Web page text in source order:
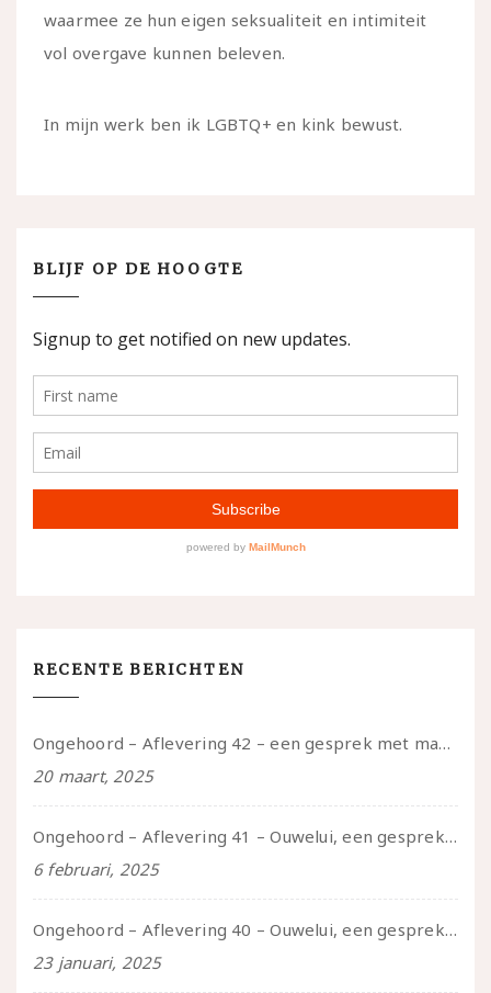
waarmee ze hun eigen seksualiteit en intimiteit
vol overgave kunnen beleven.
In mijn werk ben ik LGBTQ+ en kink bewust.
BLIJF OP DE HOOGTE
RECENTE BERICHTEN
Ongehoord – Aflevering 42 – een gesprek met marijn over seksueel opbloeien, het ouderschap uitvinden en verschillende leeftijden in je mee dragen
20 maart, 2025
Ongehoord – Aflevering 41 – Ouwelui, een gesprek met Marcelle over polyamorie op latere leeftijd, (mantel)zorg voor je partners en seksueel plezier.
6 februari, 2025
Ongehoord – Aflevering 40 – Ouwelui, een gesprek met Sadie Lune over vormende relaties en de geschiedenis van de queer pornobeweging
23 januari, 2025